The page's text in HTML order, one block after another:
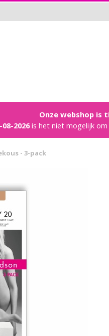
Onze webshop is
08-2026is het niet mogelijk om
- 3-pack